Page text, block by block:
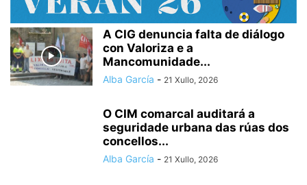
A CIG denuncia falta de diálogo
con Valoriza e a
Mancomunidade...
Alba García - 21 Xullo, 2026
O CIM comarcal auditará a
seguridade urbana das rúas dos
concellos...
Alba García - 21 Xullo, 2026